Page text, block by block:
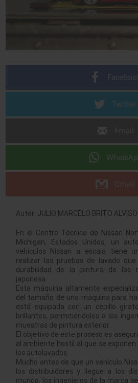
Twitter
Gmail
Autor: JULIO MARCELO BRITO ALVISO
En el Centro Técnico de Nissan
Michigan, Estados Unidos, un
vehículos Nissan a escala tiene
realizar las pruebas de lavado
durabilidad de la pintura de los
japonesa.
Esta máquina altamente
del tamaño de una máquina para
está equipada con un cepillo
brillantes, permitiéndoles a los
muestras de pintura exterior.
El objetivo de este proceso es
al ambiente hostil al que se
los autolavados.
Mucho antes de que un vehículo
los distribuidores y llegue a los
mundo, los ingenieros de la marca